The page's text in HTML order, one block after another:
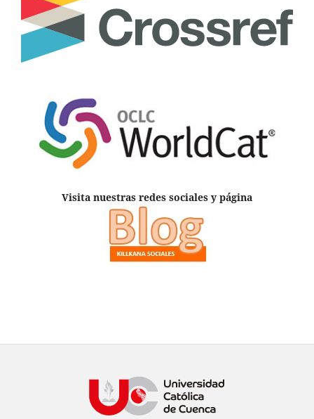
Visita nuestras redes sociales y página